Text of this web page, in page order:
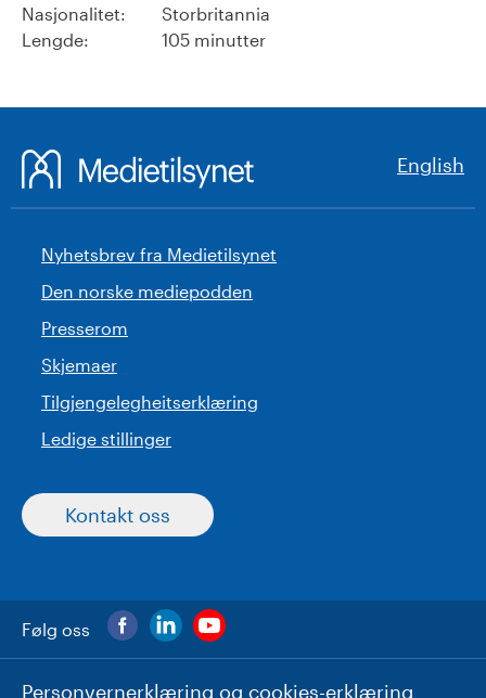
Nasjonalitet:
Storbritannia
Lengde:
105 minutter
English
Nyhetsbrev fra Medietilsynet
Den norske mediepodden
Presserom
Skjemaer
Tilgjengelegheitserklæring
Ledige stillinger
Kontakt oss
Personvernerklæring og cookies-erklæring
Følg oss